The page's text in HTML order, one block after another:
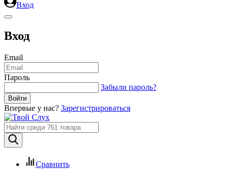
Вход
Вход
Email
Пароль
Забыли пароль?
Впервые у нас? Зарегистрироваться
Сравнить